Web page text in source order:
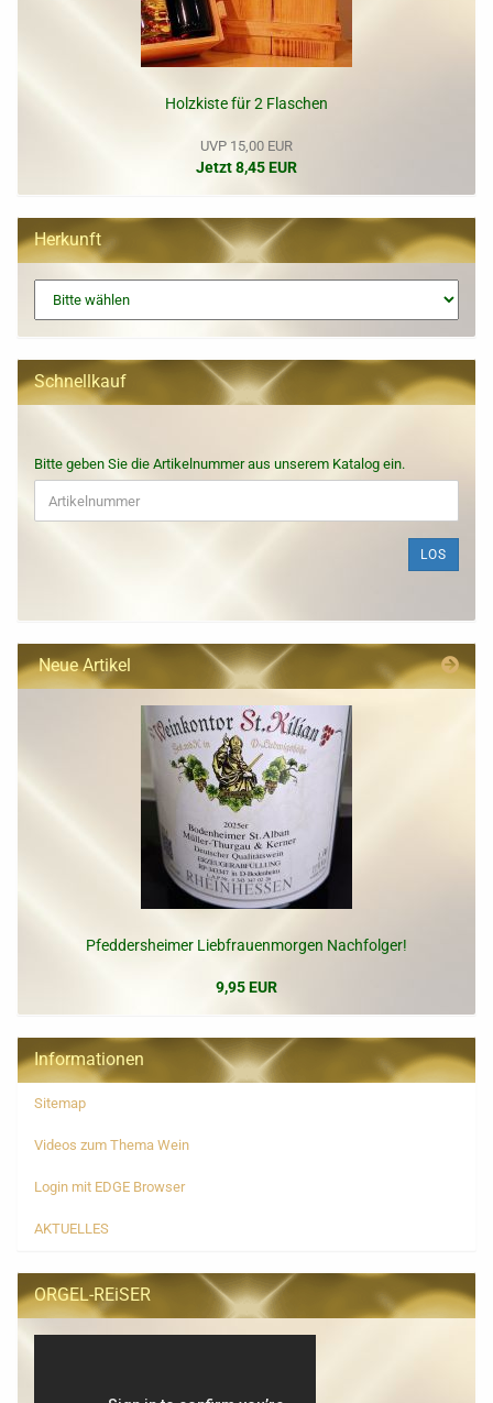
Holzkiste für 2 Flaschen
UVP 15,00 EUR
Jetzt 8,45 EUR
Herkunft
Schnellkauf
BITTE
GEBEN
SIE
DIE
EIN.
Bitte geben Sie die Artikelnummer aus unserem Katalog ein.
LOS
Neue Artikel
Pfeddersheimer Liebfrauenmorgen Nachfolger!
9,95 EUR
Informationen
Sitemap
Videos zum Thema Wein
Login mit EDGE Browser
AKTUELLES
ORGEL-REiSER